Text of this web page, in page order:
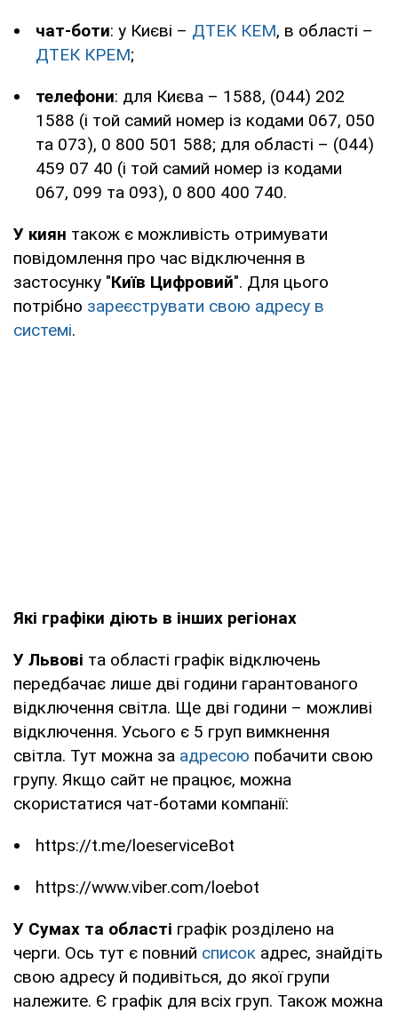
чат-боти: у Києві – ДТЕК КЕМ, в області –
ДТЕК КРЕМ;
телефони: для Києва – 1588, (044) 202
1588 (і той самий номер із кодами 067, 050
та 073), 0 800 501 588; для області – (044)
459 07 40 (і той самий номер із кодами
067, 099 та 093), 0 800 400 740.
У киян також є можливість отримувати
повідомлення про час відключення в
застосунку "Київ Цифровий". Для цього
потрібно зареєструвати свою адресу в
системі.
Які графіки діють в інших регіонах
У Львові та області графік відключень
передбачає лише дві години гарантованого
відключення світла. Ще дві години – можливі
відключення. Усього є 5 груп вимкнення
світла. Тут можна за адресою побачити свою
групу. Якщо сайт не працює, можна
скористатися чат-ботами компанії:
https://t.me/loeserviceBot
https://www.viber.com/loebot
У Сумах та області графік розділено на
черги. Ось тут є повний список адрес, знайдіть
свою адресу й подивіться, до якої групи
належите. Є графік для всіх груп. Також можна